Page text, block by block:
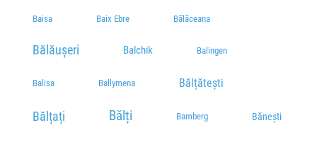
Strada Cuza Voda 65
Plecări / Sosiri
Baisa Baix Ebre Bălăceana
Bălăușeri Balchik Balingen
Balisa Ballymena Bălțătești
Bălțați Bălți Bamberg Bănești